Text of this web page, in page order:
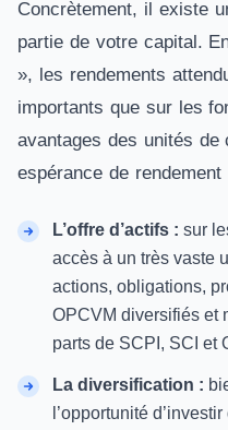
Concrètement, il existe
partie de votre capital.
», les rendements
importants que sur les
avantages des unités de
espérance de
L’offre d’actifs : sur
accès à un très vaste
actions, obligations,
OPCVM diversifiés et
parts de SCPI , SCI et
La diversification :
l’opportunité